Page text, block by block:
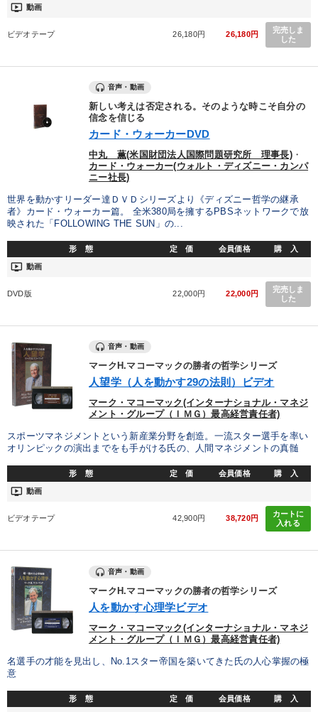
ondemand_video 動画
ビデオテープ 26,180円 26,180円
完売しま
した
音声・動画
新しい考えは否定される。そのような時こそ自分の
信念を信じる
カード・ウォーカーDVD
中丸 薫(米国財団法人国際問題研究所 理事長)・
カード・ウォーカー(ウォルト・ディズニー・カンパ
ニー社長)
世界を動かすリーダー達ＤＶＤシリーズより《ディズニー哲学の継承
者》カード・ウォーカー篇。 全米380局を擁するPBSネットワークで放
映された「FOLLOWING THE SUN」の...
形 態 定 価 会員価格 購 入
ondemand_video 動画
DVD版 22,000円 22,000円
完売しま
した
音声・動画
マークH.マコーマックの勝者の哲学シリーズ
人望学（人を動かす29の法則）ビデオ
マーク・マコーマック(インターナショナル・マネジ
メント・グループ（ＩＭＧ）最高経営責任者)
スポーツマネジメントという新産業分野を創造。一流スター選手を率い
オリンピックの演出までをも手がける氏の、人間マネジメントの真髄
形 態 定 価 会員価格 購 入
ondemand_video 動画
ビデオテープ 42,900円 38,720円
カートに
入れる
音声・動画
マークH.マコーマックの勝者の哲学シリーズ
人を動かす心理学ビデオ
マーク・マコーマック(インターナショナル・マネジ
メント・グループ（ＩＭＧ）最高経営責任者)
名選手の才能を見出し、No.1スター帝国を築いてきた氏の人心掌握の極
意
形 態 定 価 会員価格 購 入